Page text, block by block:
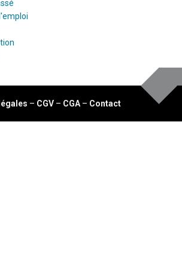
– CGV – CGA – Contact